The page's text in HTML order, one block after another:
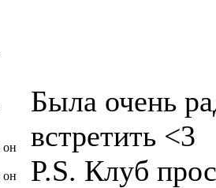
Была очень
встретить <3
P.S. Клуб